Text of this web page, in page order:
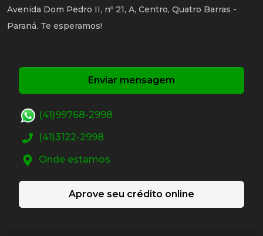
Avenida Dom Pedro II, nº 21, A, Centro, Quatro Barras -
Paraná. Te esperamos!
Enviar mensagem
(41)99768-2998
(41)3122-2998
Onde estamos
Aprove seu crédito online